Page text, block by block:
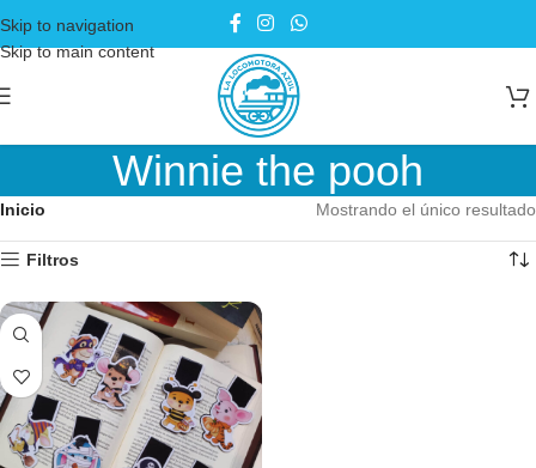
Skip to navigation
Skip to main content
Winnie the pooh
Inicio Mostrando el único resultado
Filtros